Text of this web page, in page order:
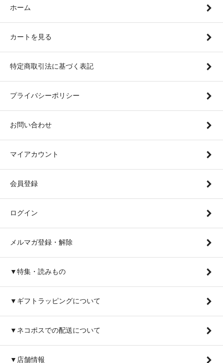
ホーム
カートを見る
特定商取引法に基づく表記
プライバシーポリシー
お問い合わせ
マイアカウント
会員登録
ログイン
メルマガ登録・解除
▼特集・読みもの
▼ギフトラッピングについて
▼ネコポスでの配送について
▼店舗情報